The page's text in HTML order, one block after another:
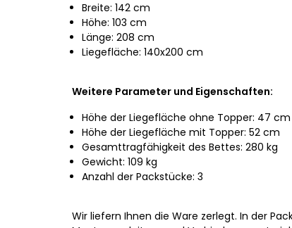
Breite: 142 cm
Höhe: 103 cm
Länge: 208 cm
Liegefläche: 140x200 cm
Weitere Parameter und Eigenschaften:
Höhe der Liegefläche ohne Topper: 47 cm
Höhe der Liegefläche mit Topper: 52 cm
Gesamttragfähigkeit des Bettes: 280 kg
Gewicht: 109 kg
Anzahl der Packstücke: 3
Wir liefern Ihnen die Ware zerlegt. In der